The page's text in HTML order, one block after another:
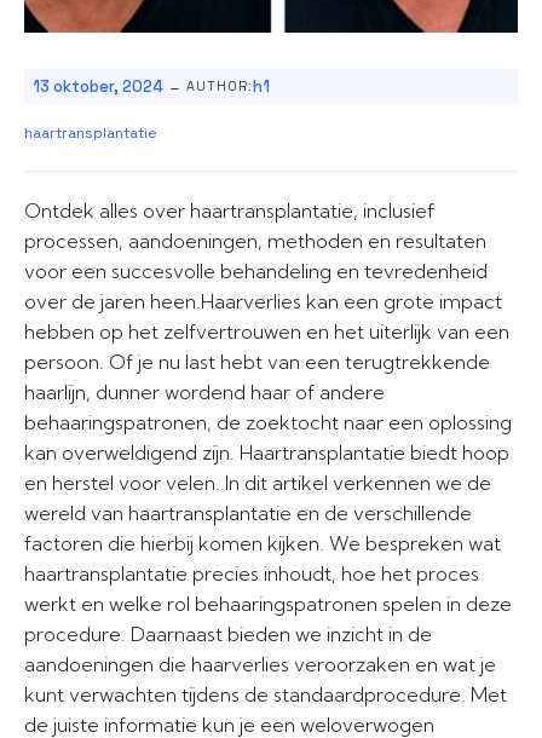
13 oktober, 2024 - AUTHOR:h1
haartransplantatie
Ontdek alles over haartransplantatie, inclusief
processen, aandoeningen, methoden en resultaten
voor een succesvolle behandeling en tevredenheid
over de jaren heen.Haarverlies kan een grote impact
hebben op het zelfvertrouwen en het uiterlijk van een
persoon. Of je nu last hebt van een terugtrekkende
haarlijn, dunner wordend haar of andere
behaaringspatronen, de zoektocht naar een oplossing
kan overweldigend zijn. Haartransplantatie biedt hoop
en herstel voor velen. In dit artikel verkennen we de
wereld van haartransplantatie en de verschillende
factoren die hierbij komen kijken. We bespreken wat
haartransplantatie precies inhoudt, hoe het proces
werkt en welke rol behaaringspatronen spelen in deze
procedure. Daarnaast bieden we inzicht in de
aandoeningen die haarverlies veroorzaken en wat je
kunt verwachten tijdens de standaardprocedure. Met
de juiste informatie kun je een weloverwogen